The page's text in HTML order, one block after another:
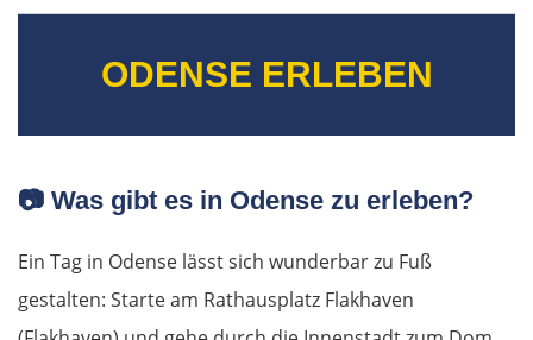
ODENSE ERLEBEN
📷 Was gibt es in Odense zu erleben?
Ein Tag in Odense lässt sich wunderbar zu Fuß
gestalten: Starte am Rathausplatz Flakhaven